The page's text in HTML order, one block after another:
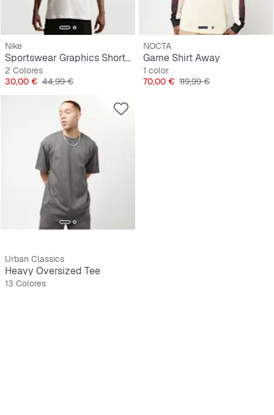
Nike
Sportswear Graphics Short Sleeve Tee
2 Colores
Precio
30,00 € Precio original
44,99 €
NOCTA
Game Shirt Away
1 color
Precio
70,00 € Precio original
119,99 €
Urban Classics
Heavy Oversized Tee
13 Colores